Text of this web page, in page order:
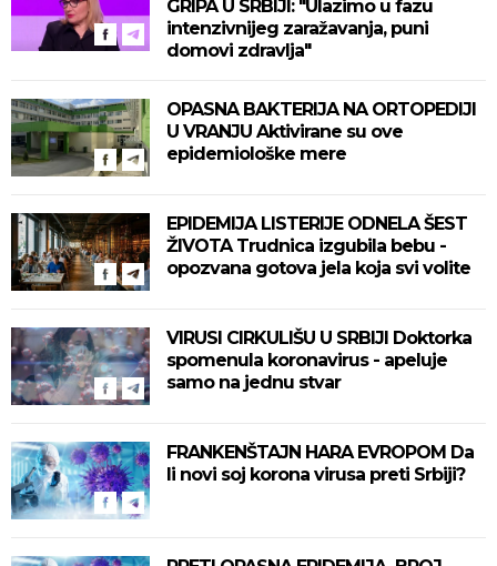
GRIPA U SRBIJI: "Ulazimo u fazu
intenzivnijeg zaražavanja, puni
domovi zdravlja"
OPASNA BAKTERIJA NA ORTOPEDIJI
U VRANJU Aktivirane su ove
epidemiološke mere
EPIDEMIJA LISTERIJE ODNELA ŠEST
ŽIVOTA Trudnica izgubila bebu -
opozvana gotova jela koja svi volite
VIRUSI CIRKULIŠU U SRBIJI Doktorka
spomenula koronavirus - apeluje
samo na jednu stvar
FRANKENŠTAJN HARA EVROPOM Da
li novi soj korona virusa preti Srbiji?